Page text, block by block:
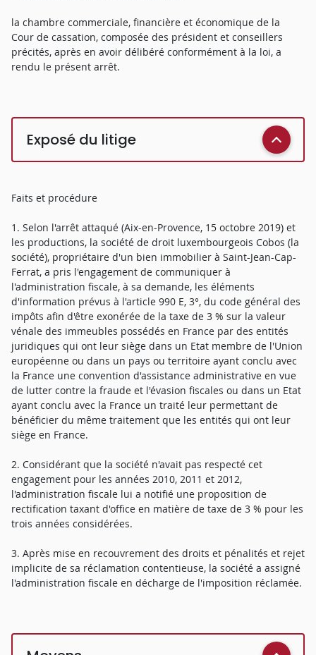
la chambre commerciale, financière et économique de la
Cour de cassation, composée des président et conseillers
précités, après en avoir délibéré conformément à la loi, a
rendu le présent arrêt.
Exposé du litige
Faits et procédure
1. Selon l'arrêt attaqué (Aix-en-Provence, 15 octobre 2019) et
les productions, la société de droit luxembourgeois Cobos (la
société), propriétaire d'un bien immobilier à Saint-Jean-Cap-
Ferrat, a pris l'engagement de communiquer à
l'administration fiscale, à sa demande, les éléments
d'information prévus à l'article 990 E, 3°, du code général des
impôts afin d'être exonérée de la taxe de 3 % sur la valeur
vénale des immeubles possédés en France par des entités
juridiques qui ont leur siège dans un Etat membre de l'Union
européenne ou dans un pays ou territoire ayant conclu avec
la France une convention d'assistance administrative en vue
de lutter contre la fraude et l'évasion fiscales ou dans un Etat
ayant conclu avec la France un traité leur permettant de
bénéficier du même traitement que les entités qui ont leur
siège en France.
2. Considérant que la société n'avait pas respecté cet
engagement pour les années 2010, 2011 et 2012,
l'administration fiscale lui a notifié une proposition de
rectification taxant d'office en matière de taxe de 3 % pour les
trois années considérées.
3. Après mise en recouvrement des droits et pénalités et rejet
implicite de sa réclamation contentieuse, la société a assigné
l'administration fiscale en décharge de l'imposition réclamée.